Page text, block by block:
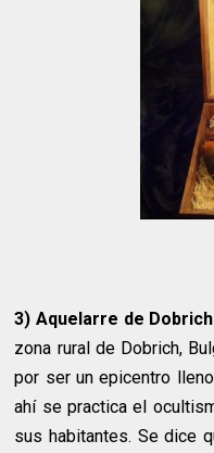
3) Aquelarre de
zona rural de Dobrich,
por ser un epicentro
ahí se practica el
sus habitantes. Se dice